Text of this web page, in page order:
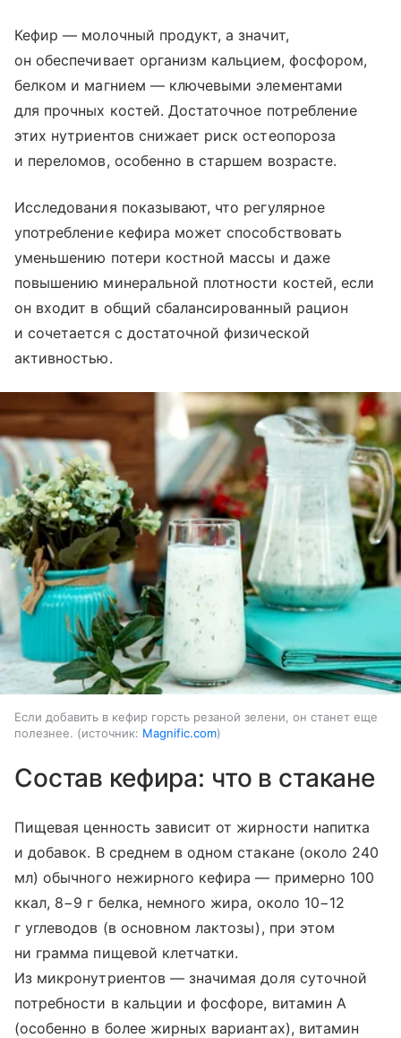
Кефир — молочный продукт, а значит,
он обеспечивает организм кальцием, фосфором,
белком и магнием — ключевыми элементами
для прочных костей. Достаточное потребление
этих нутриентов снижает риск остеопороза
и переломов, особенно в старшем возрасте.
Исследования показывают, что регулярное
употребление кефира может способствовать
уменьшению потери костной массы и даже
повышению минеральной плотности костей, если
он входит в общий сбалансированный рацион
и сочетается с достаточной физической
активностью.
Если добавить в кефир горсть резаной зелени, он станет еще
полезнее.
источник: Magnific.com
Состав кефира: что в стакане
Пищевая ценность зависит от жирности напитка
и добавок. В среднем в одном стакане (около 240
мл) обычного нежирного кефира — примерно 100
ккал, 8−9 г белка, немного жира, около 10−12
г углеводов (в основном лактозы), при этом
ни грамма пищевой клетчатки.
Из микронутриентов — значимая доля суточной
потребности в кальции и фосфоре, витамин A
(особенно в более жирных вариантах), витамин